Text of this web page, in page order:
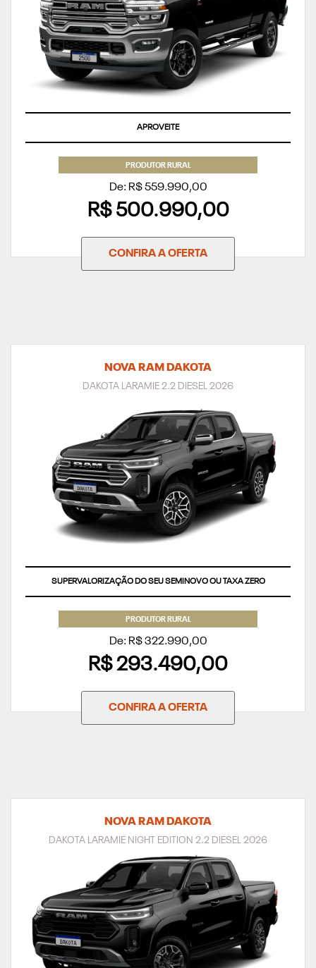
APROVEITE
PRODUTOR RURAL
De: R$ 559.990,00
R$ 500.990,00
CONFIRA A OFERTA
NOVA RAM DAKOTA
DAKOTA LARAMIE 2.2 DIESEL 2026
SUPERVALORIZAÇÃO DO SEU SEMINOVO OU TAXA ZERO
PRODUTOR RURAL
De: R$ 322.990,00
R$ 293.490,00
CONFIRA A OFERTA
NOVA RAM DAKOTA
DAKOTA LARAMIE NIGHT EDITION 2.2 DIESEL 2026